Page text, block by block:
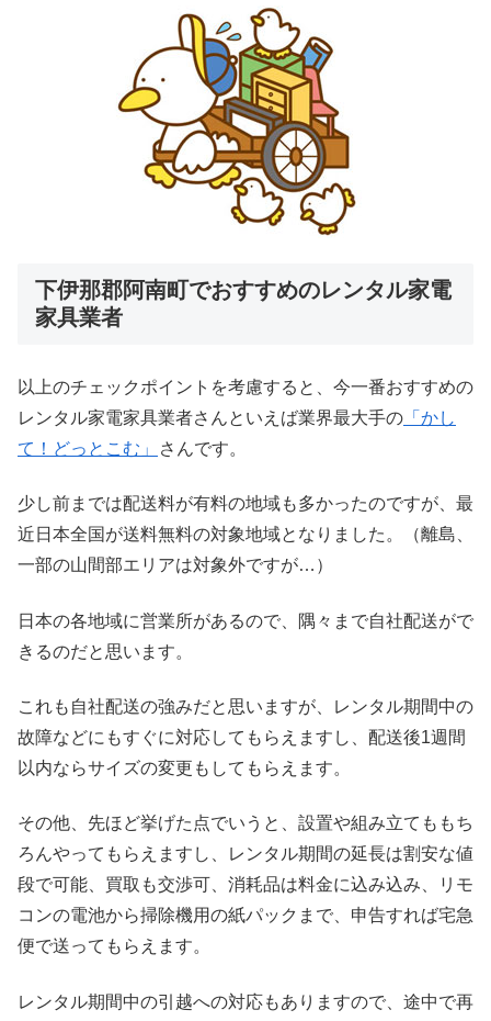
下伊那郡阿南町でおすすめのレンタル家電
家具業者
以上のチェックポイントを考慮すると、今一番おすすめの
レンタル家電家具業者さんといえば業界最大手の 「かし
て！どっとこむ」
さんです。
少し前までは配送料が有料の地域も多かったのですが、最
近日本全国が送料無料の対象地域となりました。（離島、
一部の山間部エリアは対象外ですが…）
日本の各地域に営業所があるので、隅々まで自社配送がで
きるのだと思います。
これも自社配送の強みだと思いますが、レンタル期間中の
故障などにもすぐに対応してもらえますし、配送後1週間
以内ならサイズの変更もしてもらえます。
その他、先ほど挙げた点でいうと、設置や組み立てももち
ろんやってもらえますし、レンタル期間の延長は割安な値
段で可能、買取も交渉可、消耗品は料金に込み込み、リモ
コンの電池から掃除機用の紙パックまで、申告すれば宅急
便で送ってもらえます。
レンタル期間中の引越への対応もありますので、途中で再